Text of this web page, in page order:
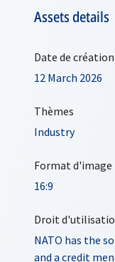
Assets details
Date de création
12 March 2026
Thèmes
Industry
Format d'image
16:9
Droit
NATO has the
and a credit